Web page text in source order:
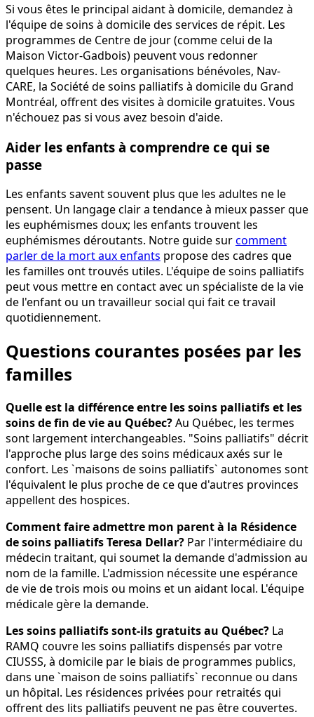
Si vous êtes le principal aidant à domicile, demandez à
l'équipe de soins à domicile des services de répit. Les
programmes de Centre de jour (comme celui de la
Maison Victor-Gadbois) peuvent vous redonner
quelques heures. Les organisations bénévoles, Nav-
CARE, la Société de soins palliatifs à domicile du Grand
Montréal, offrent des visites à domicile gratuites. Vous
n'échouez pas si vous avez besoin d'aide.
Aider les enfants à comprendre ce qui se
passe
Les enfants savent souvent plus que les adultes ne le
pensent. Un langage clair a tendance à mieux passer que
les euphémismes doux; les enfants trouvent les
euphémismes déroutants. Notre guide surcomment
parler de la mort aux enfants propose des cadres que
les familles ont trouvés utiles. L'équipe de soins palliatifs
peut vous mettre en contact avec un spécialiste de la vie
de l'enfant ou un travailleur social qui fait ce travail
quotidiennement.
Questions courantes posées par les
familles
Quelle est la différence entre les soins palliatifs et les
soins de fin de vie au Québec?Au Québec, les termes
sont largement interchangeables. "Soins palliatifs" décrit
l'approche plus large des soins médicaux axés sur le
confort. Les `maisons de soins palliatifs` autonomes sont
l'équivalent le plus proche de ce que d'autres provinces
appellent des hospices.
Comment faire admettre mon parent à la Résidence
de soins palliatifs Teresa Dellar? Par l'intermédiaire du
médecin traitant, qui soumet la demande d'admission au
nom de la famille. L'admission nécessite une espérance
de vie de trois mois ou moins et un aidant local. L'équipe
médicale gère la demande.
Les soins palliatifs sont-ils gratuits au Québec? La
RAMQ couvre les soins palliatifs dispensés par votre
CIUSSS, à domicile par le biais de programmes publics,
dans une `maison de soins palliatifs` reconnue ou dans
un hôpital. Les résidences privées pour retraités qui
offrent des lits palliatifs peuvent ne pas être couvertes.